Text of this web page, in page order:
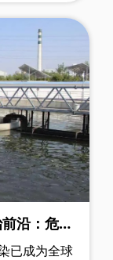
沿：危害
已成为全球